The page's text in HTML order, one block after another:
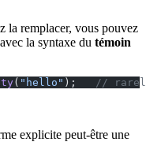
la remplacer, vous pouvez
la syntaxe du témoin
( "hello" ); //
explicite peut-être une